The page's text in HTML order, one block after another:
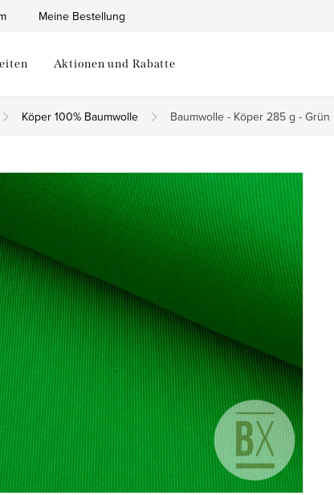
Meine Bestellung
Aktionen und Rabatte
Köper 100% Baumwolle Baumwolle - Köper 285 g - Grün